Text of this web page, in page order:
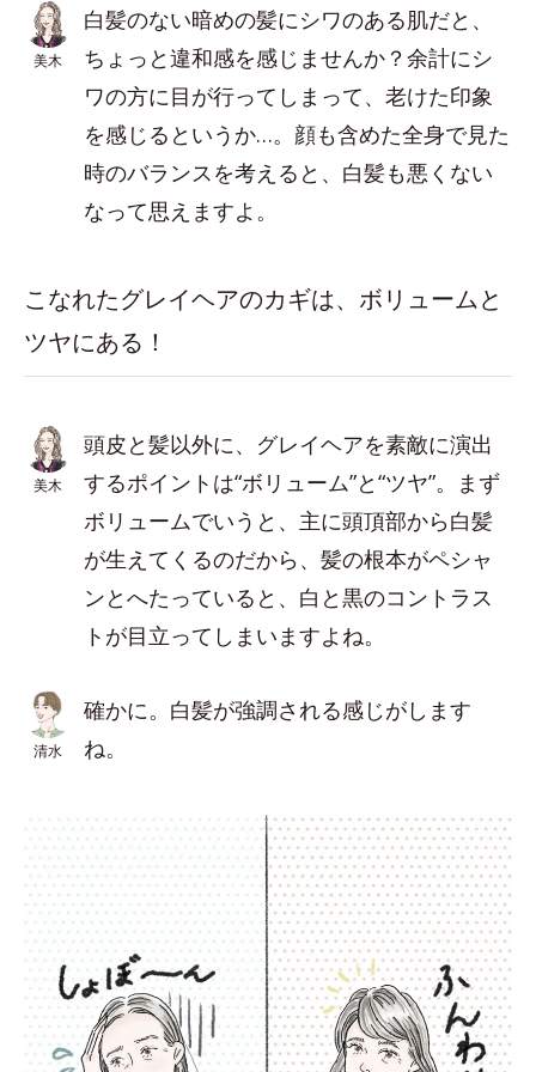
美木
白髪のない暗めの髪にシワのある肌だと、
ちょっと違和感を感じませんか？余計にシ
ワの方に目が行ってしまって、老けた印象
を感じるというか…。顔も含めた全身で見た
時のバランスを考えると、白髪も悪くない
なって思えますよ。
こなれたグレイヘアのカギは、ボリュームと
ツヤにある！
美木
頭皮と髪以外に、グレイヘアを素敵に演出
するポイントは“ボリューム”と“ツヤ”。まず
ボリュームでいうと、主に頭頂部から白髪
が生えてくるのだから、髪の根本がペシャ
ンとへたっていると、白と黒のコントラス
トが目立ってしまいますよね。
清水
確かに。白髪が強調される感じがします
ね。